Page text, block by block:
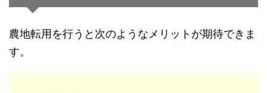
農地転用を行うと次のようなメリットが期待できま
す。